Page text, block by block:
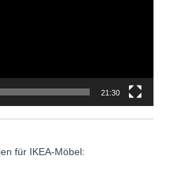
21:30
für IKEA-Möbel: